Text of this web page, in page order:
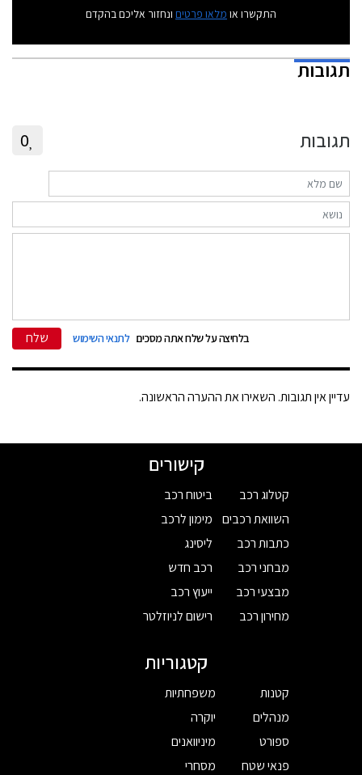
התקשרו או מלאו פרטים ונחזור אליכם בהקדם
תגובות
תגובות 0
בלחיצה על שלח אתה מסכים לתנאי השימוש שלח
עדיין אין תגובות. השאירו את ההערה הראשונה.
קישורים
קטלוג רכב
השוואת רכבים
כתבות רכב
מבחני רכב
מבצעי רכב
מחירון רכב
ביטוח רכב
מימון לרכב
ליסינג
רכב חדש
ייעוץ רכב
רישום לניוזלטר
קטגוריות
קטנות
מנהלים
ספורט
פנאי שטח
משפחתיות
יוקרה
מיניוואנים
מסחרי